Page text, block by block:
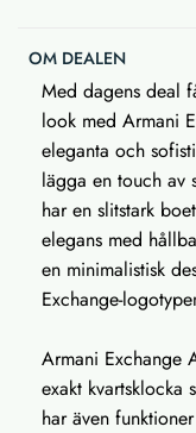
OM DEALEN
Med dagens deal
look med Armani
eleganta och
lägga en touch av
har en slitstark
elegans med
en minimalistisk
Exchange-
Armani Exchange
exakt kvartsklocka
har även